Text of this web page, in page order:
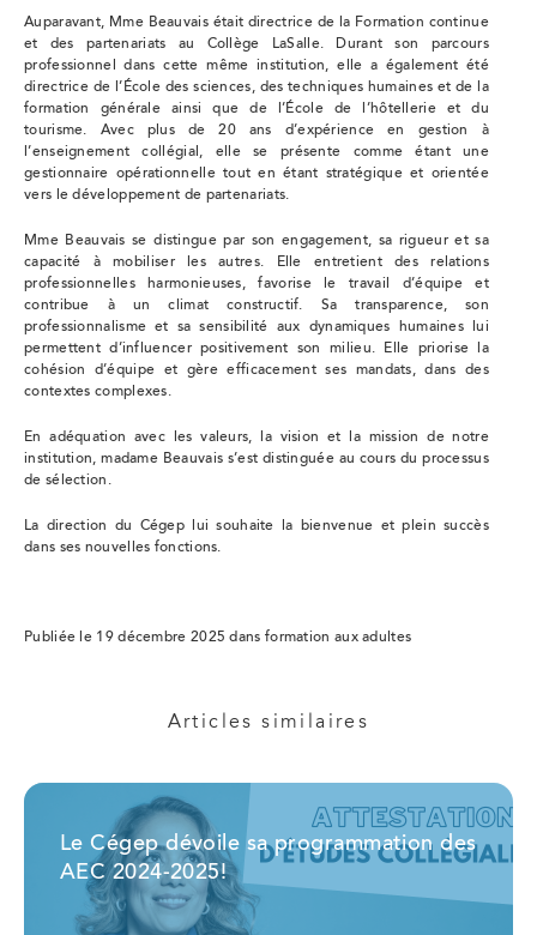
Auparavant, Mme Beauvais était directrice de la Formation continue
et des partenariats au Collège LaSalle. Durant son parcours
professionnel dans cette même institution, elle a également été
directrice de l’École des sciences, des techniques humaines et de la
formation générale ainsi que de l’École de l’hôtellerie et du
tourisme. Avec plus de 20 ans d’expérience en gestion à
l’enseignement collégial, elle se présente comme étant une
gestionnaire opérationnelle tout en étant stratégique et orientée
vers le développement de partenariats.
Mme Beauvais se distingue par son engagement, sa rigueur et sa
capacité à mobiliser les autres. Elle entretient des relations
professionnelles harmonieuses, favorise le travail d’équipe et
contribue à un climat constructif. Sa transparence, son
professionnalisme et sa sensibilité aux dynamiques humaines lui
permettent d’influencer positivement son milieu. Elle priorise la
cohésion d’équipe et gère efficacement ses mandats, dans des
contextes complexes.
En adéquation avec les valeurs, la vision et la mission de notre
institution, madame Beauvais s’est distinguée au cours du processus
de sélection.
La direction du Cégep lui souhaite la bienvenue et plein succès
dans ses nouvelles fonctions.
Publiée le 19 décembre 2025 dans formation aux adultes
Articles similaires
Le Cégep dévoile sa programmation des
AEC 2024-2025!